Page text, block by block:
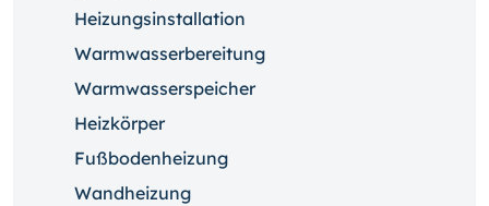
Heizungsinstallation
Warmwasserbereitung
Warmwasserspeicher
Heizkörper
Fußbodenheizung
Wandheizung